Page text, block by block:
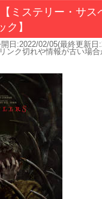
ミステリー・サス
ク】
日:2022/02/05(最終更新日
ンク切れや情報が古い場合